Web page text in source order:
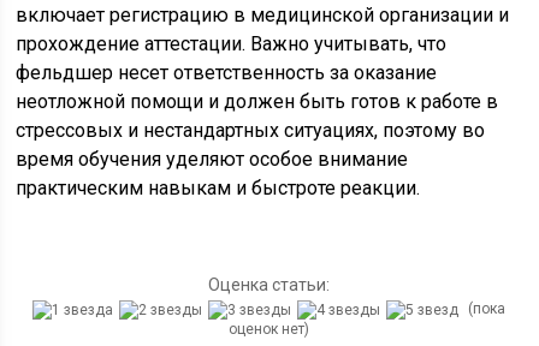
включает регистрацию в медицинской организации и
прохождение аттестации. Важно учитывать, что
фельдшер несет ответственность за оказание
неотложной помощи и должен быть готов к работе в
стрессовых и нестандартных ситуациях, поэтому во
время обучения уделяют особое внимание
практическим навыкам и быстроте реакции.
Оценка статьи:
(пока
оценок нет)